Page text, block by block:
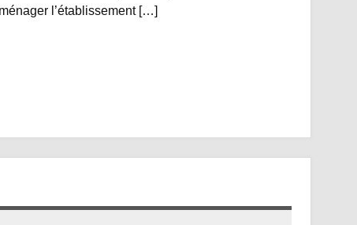
l’établissement […]